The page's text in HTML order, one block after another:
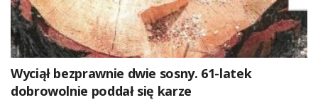
Wyciął bezprawnie dwie sosny. 61-latek
dobrowolnie poddał się karze